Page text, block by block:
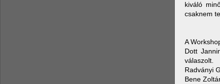
kiváló
csaknem
A
Dott
válaszolt.
Radványi
Bene